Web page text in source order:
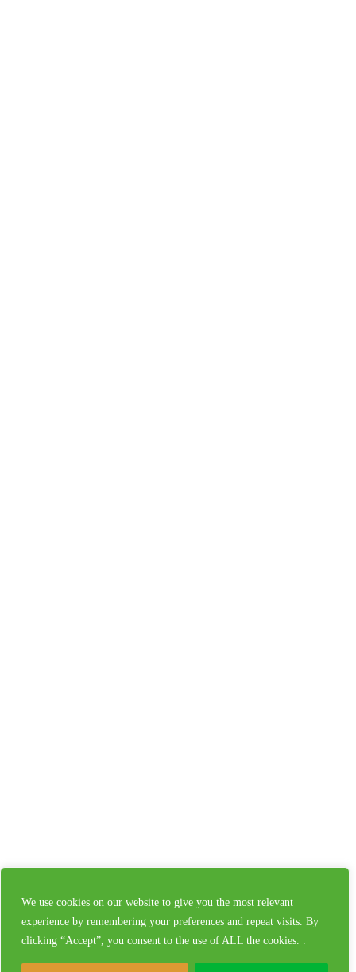
We use cookies on our website to give you the most relevant
experience by remembering your preferences and repeat visits. By
clicking “Accept”, you consent to the use of ALL the cookies. .